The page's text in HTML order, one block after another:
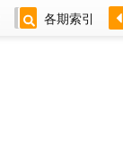
各期索引